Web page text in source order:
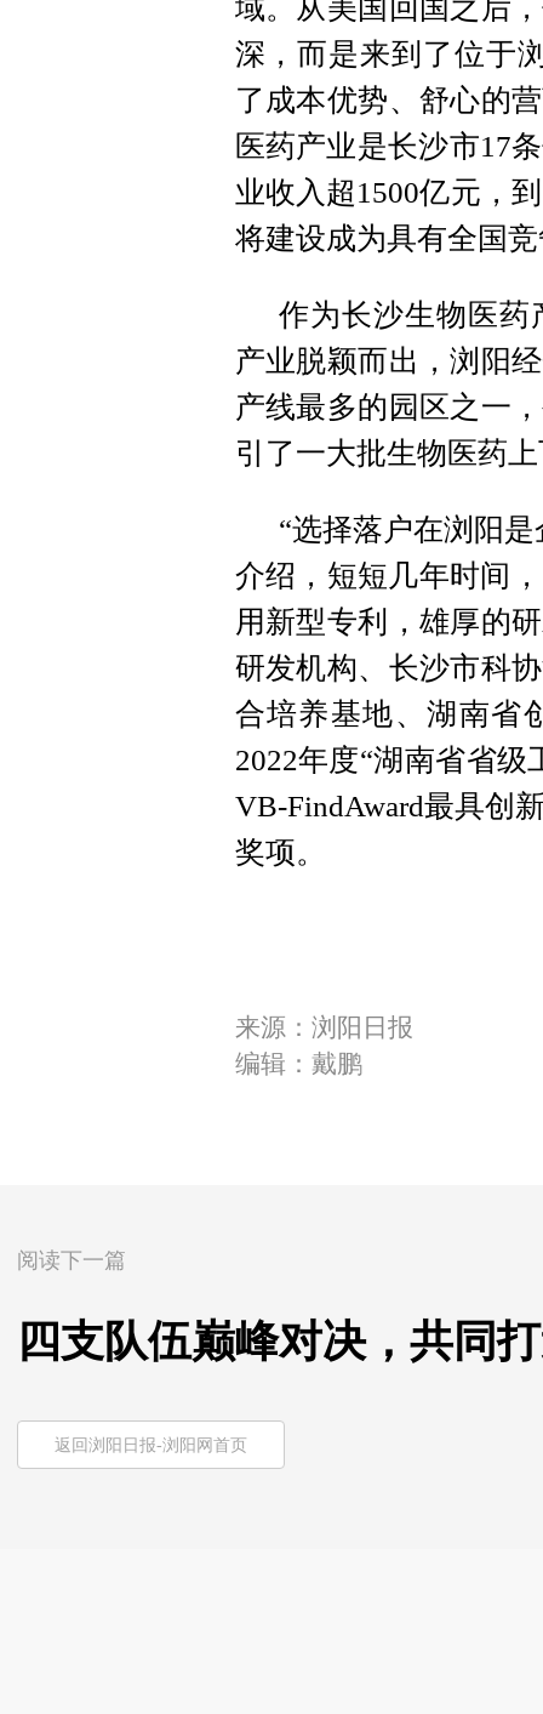
域。从美国回国之后
深，而是来到了位于
了成本优势、舒心的
医药产业是长沙市17
业收入超1500亿元，
将建设成为具有全国
作为长沙生物医药
产业脱颖而出，浏阳
产线最多的园区之一
引了一大批生物医药
“选择落户在浏阳
介绍，短短几年时间
用新型专利，雄厚的
研发机构、长沙市科
合培养基地、湖南省
2022年度“湖南省省
VB-FindAward最具创
奖项。
来源：浏阳日报
编辑：戴鹏
阅读下一篇
四支队伍巅峰对决，共同
返回浏阳日报-浏阳网首页